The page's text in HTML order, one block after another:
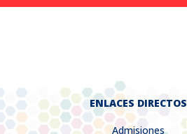
ENLACES DIRECTOS
Admisiones